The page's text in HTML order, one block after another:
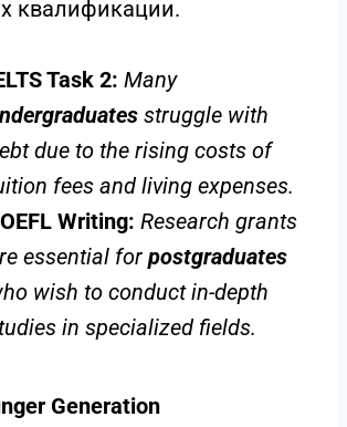
квалификации.
Task 2: Many
struggle with
due to the rising costs of
fees and living expenses.
Writing: Research grants
essential for postgraduates
wish to conduct in-depth
in specialized fields.
Generation